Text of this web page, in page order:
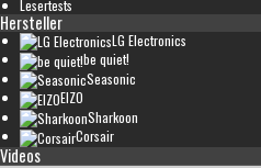
Lesertests
Hersteller
LG Electronics
be quiet!
Seasonic
EIZO
Sharkoon
Corsair
Videos